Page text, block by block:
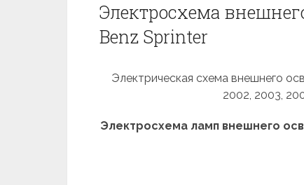
Электросхема
Benz Sprinter
Электрическая схема внешнего
2002, 2003,
Электросхема ламп внешнего